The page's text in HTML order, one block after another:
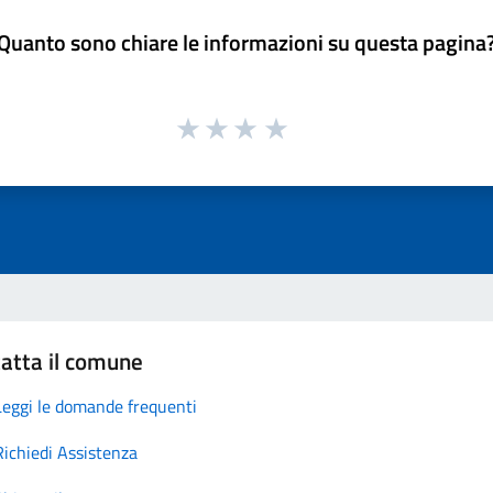
sono chiare le informazioni su questa
il comune
le domande frequenti
Assistenza